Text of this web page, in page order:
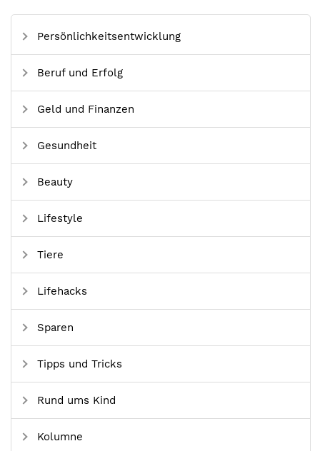
Persönlichkeitsentwicklung
Beruf und Erfolg
Geld und Finanzen
Gesundheit
Beauty
Lifestyle
Tiere
Lifehacks
Sparen
Tipps und Tricks
Rund ums Kind
Kolumne